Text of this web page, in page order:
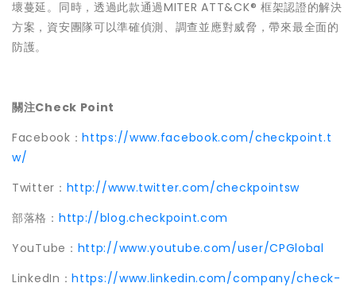
壞蔓延。同時，透過此款通過MITER ATT&CK® 框架認證的解決
方案，資安團隊可以準確偵測、調查並應對威脅，帶來最全面的
防護。
關注Check Point
Facebook：https://www.facebook.com/checkpoint.t
w/
Twitter： http://www.twitter.com/checkpointsw
部落格： http://blog.checkpoint.com
YouTube： http://www.youtube.com/user/CPGlobal
LinkedIn：https://www.linkedin.com/company/check-